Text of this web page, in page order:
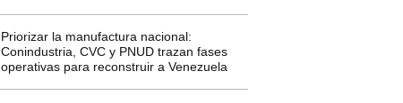
Priorizar la manufactura nacional:
Conindustria, CVC y PNUD trazan fases
operativas para reconstruir a Venezuela